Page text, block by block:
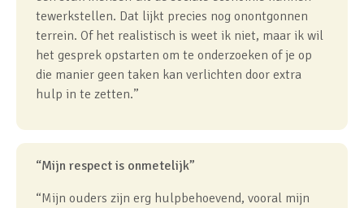
tewerkstellen. Dat lijkt precies nog onontgonnen
terrein. Of het realistisch is weet ik niet, maar ik wil
het gesprek opstarten om te onderzoeken of je op
die manier geen taken kan verlichten door extra
hulp in te zetten.”
“Mijn respect is onmetelijk”
“Mijn ouders zijn erg hulpbehoevend, vooral mijn